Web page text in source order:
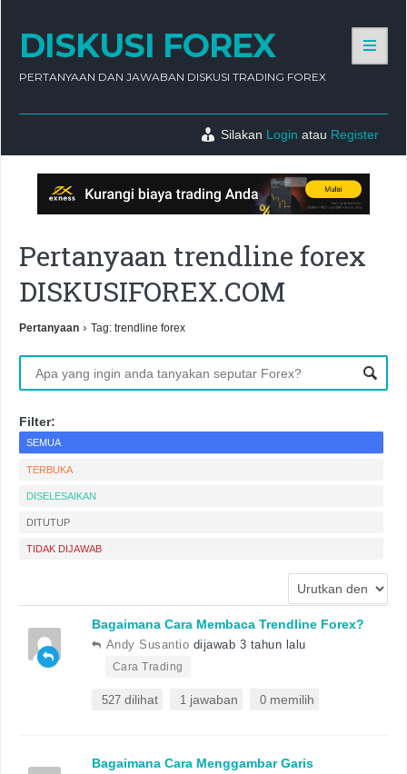
DISKUSI FOREX
PERTANYAAN DAN JAWABAN DISKUSI TRADING FOREX
Silakan Login atau Register
Pertanyaan trendline forex
DISKUSIFOREX.COM
Pertanyaan › Tag: trendline forex
Filter:
SEMUA
TERBUKA
DISELESAIKAN
DITUTUP
TIDAK DIJAWAB
Bagaimana Cara Membaca Trendline Forex?
Andy Susantio dijawab 3 tahun lalu
Cara Trading
527 dilihat 1 jawaban 0 memilih
Bagaimana Cara Menggambar Garis